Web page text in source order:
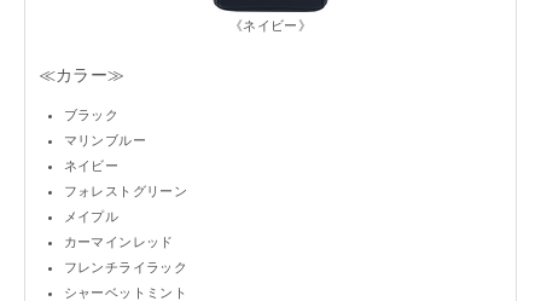
《ネイビー》
≪カラー≫
ブラック
マリンブルー
ネイビー
フォレストグリーン
メイプル
カーマインレッド
フレンチライラック
シャーベットミント